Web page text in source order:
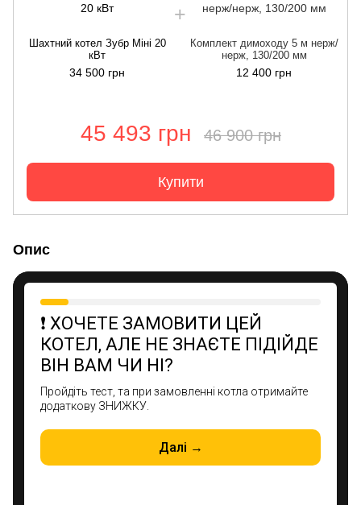
Шахтний котел Зубр Міні 20
кВт
34 500 грн
Комплект димоходу 5 м нерж/
нерж, 130/200 мм
12 400 грн
45 493 грн 46 900 грн
Купити
Опис